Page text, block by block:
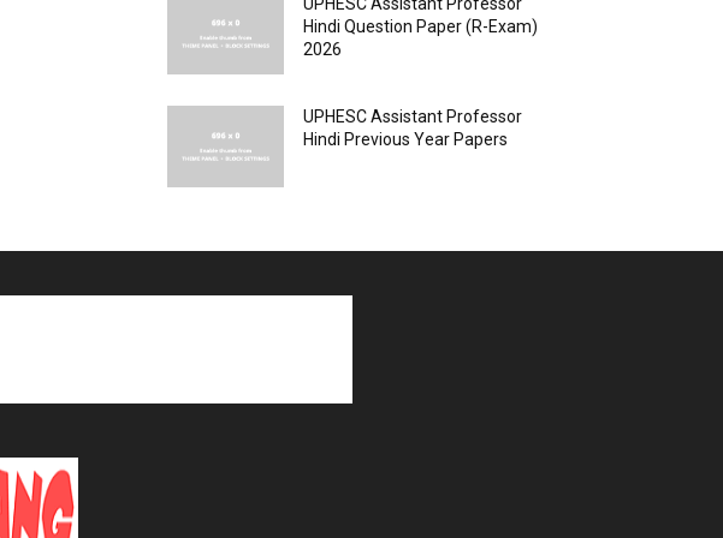
Hindi Question Paper (R-Exam)
2026
UPHESC Assistant Professor
Hindi Previous Year Papers